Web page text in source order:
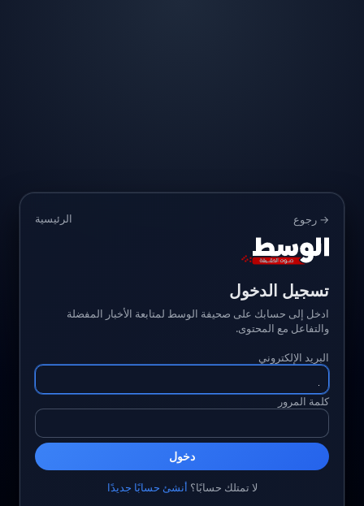
→ رجوع الرئيسية
تسجيل الدخول
ادخل إلى حسابك على صحيفة الوسط لمتابعة الأخبار المفضلة
والتفاعل مع المحتوى.
البريد الإلكتروني
كلمة المرور
دخول
لا تمتلك حسابًا؟ أنشئ حسابًا جديدًا